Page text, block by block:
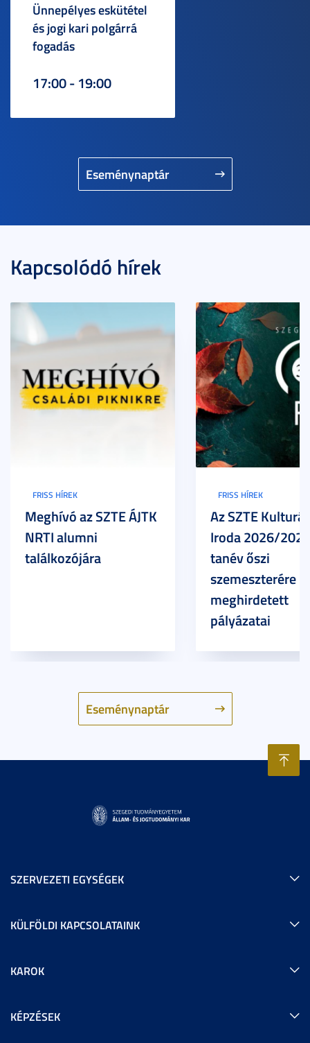
Eseménynaptár
Ünnepélyes eskütétel
és jogi kari polgárrá
fogadás
17:00 - 19:00
Kapcsolódó hírek
Eseménynaptár
FRISS HÍREK
Meghívó az SZTE ÁJTK
NRTI alumni
találkozójára
FRISS HÍREK
Az SZTE
Iroda 2026/
tanév őszi
szemeszterére
meghirdetett
pályázatai
SZERVEZETI EGYSÉGEK
KÜLFÖLDI KAPCSOLATAINK
KAROK
KÉPZÉSEK